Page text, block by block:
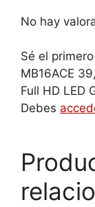
No hay
Sé el
MB16ACE
Full HD LED
Debes